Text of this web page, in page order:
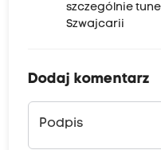
szczególnie
Szwajcarii
Dodaj komentarz
Podpis